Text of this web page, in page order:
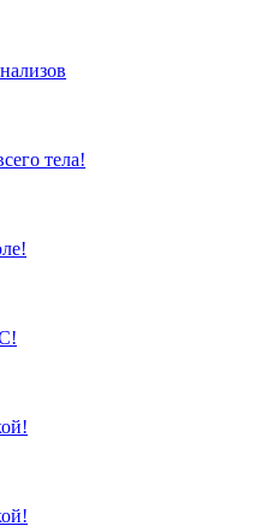
тела!